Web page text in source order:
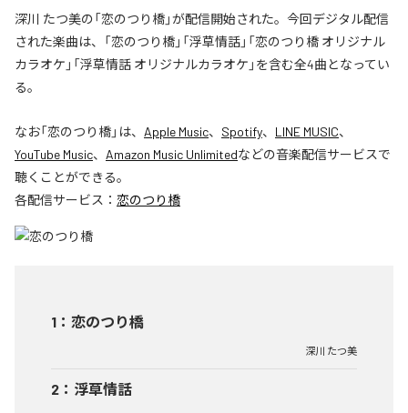
深川 たつ美の「恋のつり橋」が配信開始された。今回デジタル配信
された楽曲は、「恋のつり橋」「浮草情話」「恋のつり橋 オリジナル
カラオケ」「浮草情話 オリジナルカラオケ」を含む全4曲となってい
る。
なお「恋のつり橋」は、 Apple Music、 Spotify、 LINE MUSIC、
YouTube Music、 Amazon Music Unlimitedなどの音楽配信サービスで
聴くことができる。
各配信サービス： 恋のつり橋
1 ： 恋のつり橋
深川 たつ美
2 ： 浮草情話